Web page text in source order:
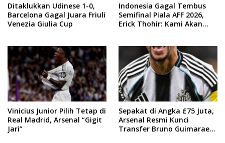
Ditaklukkan Udinese 1-0,
Barcelona Gagal Juara Friuli
Venezia Giulia Cup
Indonesia Gagal Tembus
Semifinal Piala AFF 2026,
Erick Thohir: Kami Akan
Vinicius Junior Pilih Tetap di
Real Madrid, Arsenal “Gigit
Jari”
Sepakat di Angka £75 Juta,
Arsenal Resmi Kunci
Transfer Bruno Guimaraes